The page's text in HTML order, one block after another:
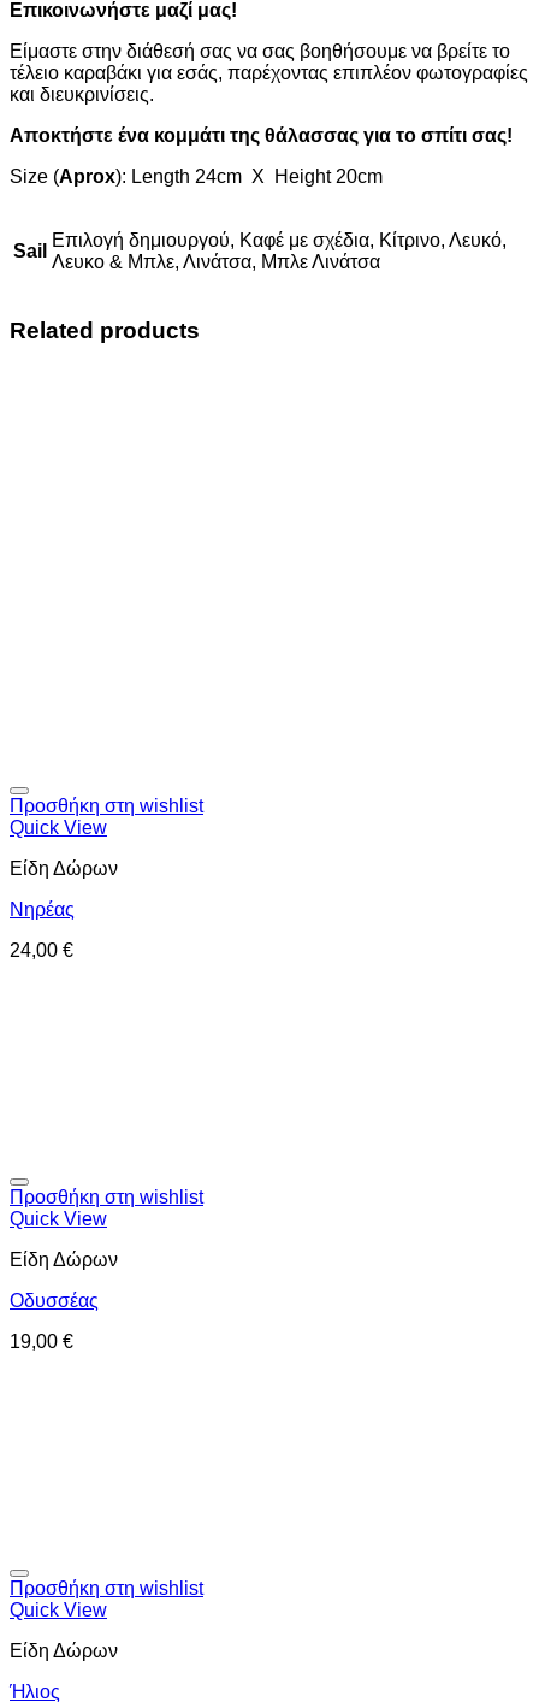
Επικοινωνήστε μαζί μας!
Είμαστε στην διάθεσή σας να σας βοηθήσουμε να βρείτε το
τέλειο καραβάκι για εσάς, παρέχοντας επιπλέον φωτογραφίες
και διευκρινίσεις.
Αποκτήστε ένα κομμάτι της θάλασσας για το σπίτι σας!
Size (Aprox): Length 24cm X Height 20cm
Sail
Επιλογή δημιουργού, Καφέ με σχέδια, Κίτρινο, Λευκό,
Λευκο & Μπλε, Λινάτσα, Μπλε Λινάτσα
Related products
Προσθήκη στη wishlist
Quick View
Είδη Δώρων
Νηρέας
24,00 €
Προσθήκη στη wishlist
Quick View
Είδη Δώρων
Οδυσσέας
19,00 €
Προσθήκη στη wishlist
Quick View
Είδη Δώρων
Ήλιος